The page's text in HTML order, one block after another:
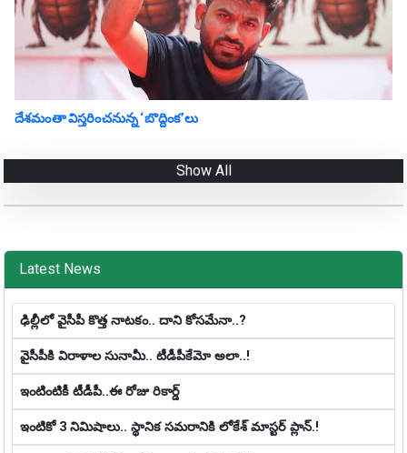
దేశమంతా విస్తరించనున్న ‘బొద్దింక’లు
Show All
Latest News
ఢిల్లీలో వైసీపీ కొత్త నాట‌కం.. దాని కోస‌మేనా..?
వైసీపీకి విరాళాల సునామీ.. టీడీపీకేమో అలా..!
ఇంటింటికీ టీడీపీ..ఈ రోజు రికార్డ్
ఇంటికో 3 నిమిషాలు.. స్థానిక స‌మ‌రానికి లోకేశ్ మాస్ట‌ర్ ప్లాన్‌.!